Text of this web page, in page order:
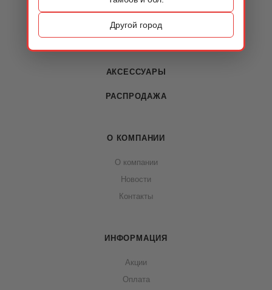
Другой город
ОБУВЬ
СУМКИ
АКСЕССУАРЫ
РАСПРОДАЖА
О КОМПАНИИ
О компании
Новости
Контакты
ИНФОРМАЦИЯ
Акции
Оплата